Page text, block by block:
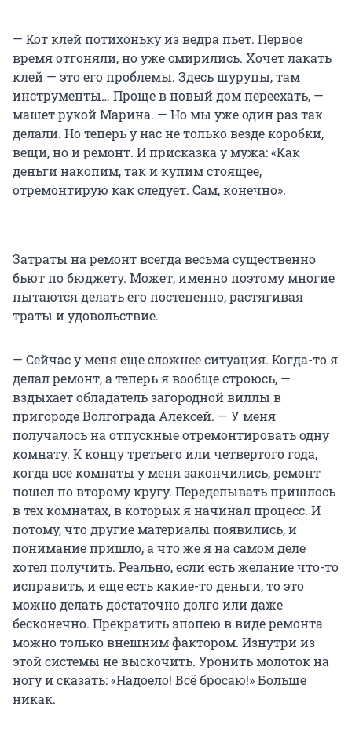
— Кот клей потихоньку из ведра пьет. Первое
время отгоняли, но уже смирились. Хочет лакать
клей — это его проблемы. Здесь шурупы, там
инструменты… Проще в новый дом переехать, —
машет рукой Марина. — Но мы уже один раз так
делали. Но теперь у нас не только везде коробки,
вещи, но и ремонт. И присказка у мужа: «Как
деньги накопим, так и купим стоящее,
отремонтирую как следует. Сам, конечно».
Затраты на ремонт всегда весьма существенно
бьют по бюджету. Может, именно поэтому многие
пытаются делать его постепенно, растягивая
траты и удовольствие.
— Сейчас у меня еще сложнее ситуация. Когда-то я
делал ремонт, а теперь я вообще строюсь, —
вздыхает обладатель загородной виллы в
пригороде Волгограда Алексей. — У меня
получалось на отпускные отремонтировать одну
комнату. К концу третьего или четвертого года,
когда все комнаты у меня закончились, ремонт
пошел по второму кругу. Переделывать пришлось
в тех комнатах, в которых я начинал процесс. И
потому, что другие материалы появились, и
понимание пришло, а что же я на самом деле
хотел получить. Реально, если есть желание что-то
исправить, и еще есть какие-то деньги, то это
можно делать достаточно долго или даже
бесконечно. Прекратить эпопею в виде ремонта
можно только внешним фактором. Изнутри из
этой системы не выскочить. Уронить молоток на
ногу и сказать: «Надоело! Всё бросаю!» Больше
никак.